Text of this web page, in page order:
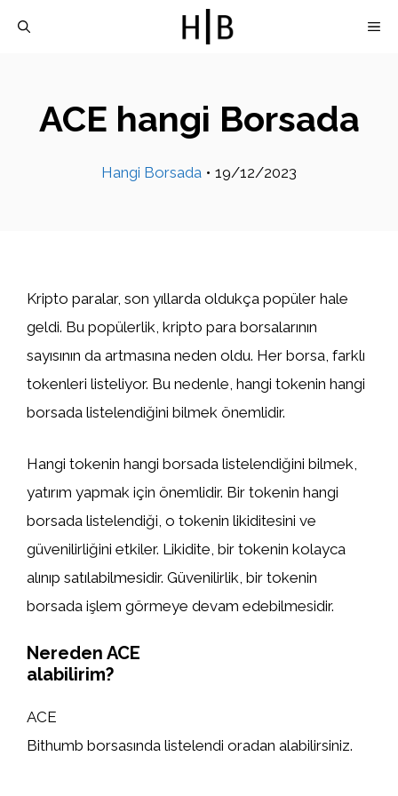
ACE hangi Borsada
Hangi Borsada • 19/12/2023
Kripto paralar, son yıllarda oldukça popüler hale
geldi. Bu popülerlik, kripto para borsalarının
sayısının da artmasına neden oldu. Her borsa, farklı
tokenleri listeliyor. Bu nedenle, hangi tokenin hangi
borsada listelendiğini bilmek önemlidir.
Hangi tokenin hangi borsada listelendiğini bilmek,
yatırım yapmak için önemlidir. Bir tokenin hangi
borsada listelendiği, o tokenin likiditesini ve
güvenilirliğini etkiler. Likidite, bir tokenin kolayca
alınıp satılabilmesidir. Güvenilirlik, bir tokenin
borsada işlem görmeye devam edebilmesidir.
Nereden ACE
alabilirim?
ACE
Bithumb borsasında listelendi oradan alabilirsiniz.